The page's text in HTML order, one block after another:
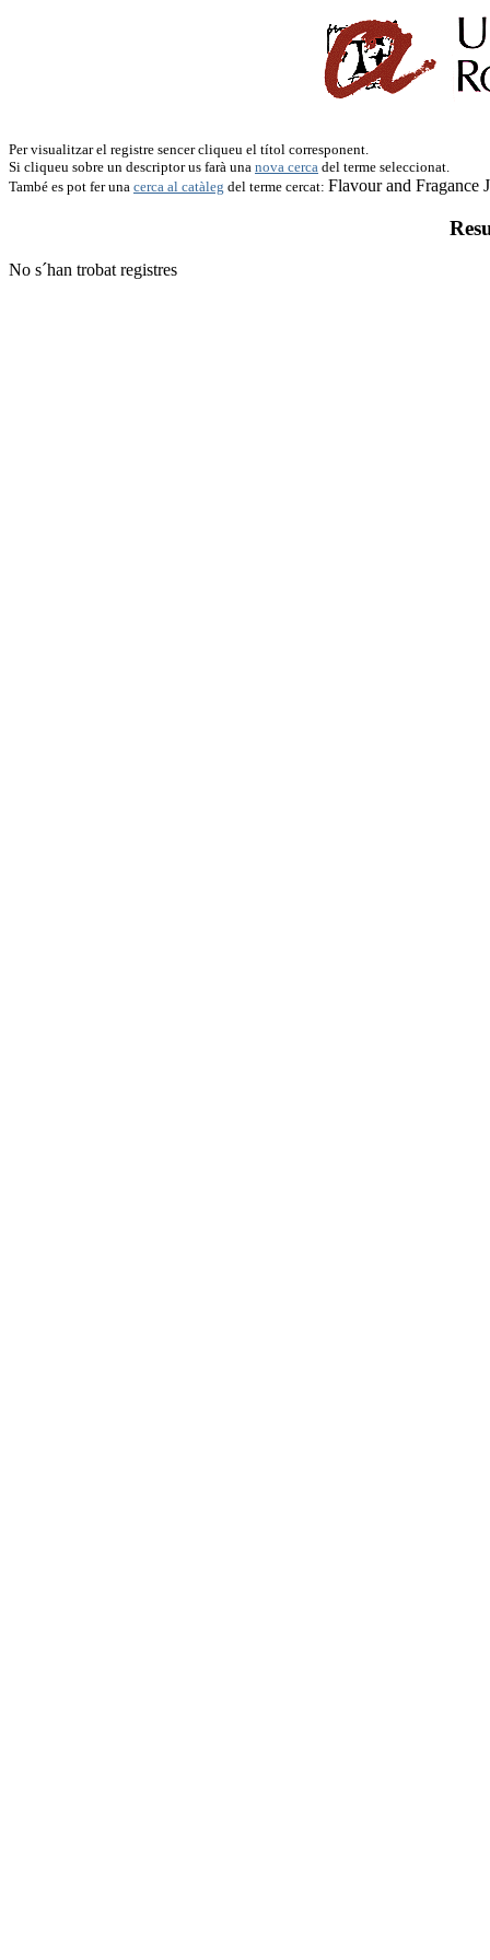
Per visualitzar el registre sencer cliqueu el títol corresponent.
Si cliqueu sobre un descriptor us farà una nova cerca del terme seleccionat.
També es pot fer una cerca al catàleg del terme cercat: Flavour and Fragance
No s´han trobat registres